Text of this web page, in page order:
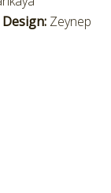
Design: Zeynep